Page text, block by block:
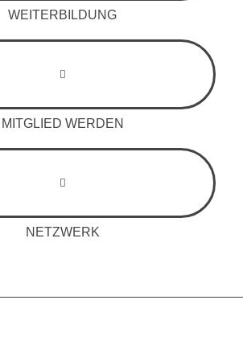
WEITERBILDUNG
MITGLIED WERDEN
NETZWERK